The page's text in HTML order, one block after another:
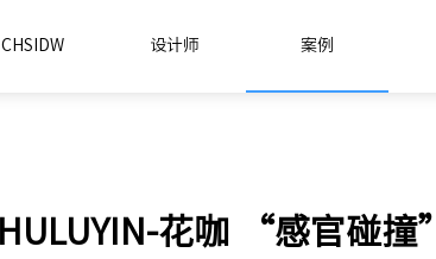
CHSIDW 设计师 案例
HULUYIN-花咖 “感官碰撞”